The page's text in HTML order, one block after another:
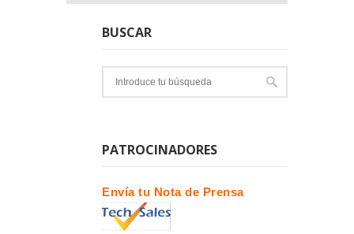
BUSCAR
PATROCINADORES
Envía tu Nota de Prensa